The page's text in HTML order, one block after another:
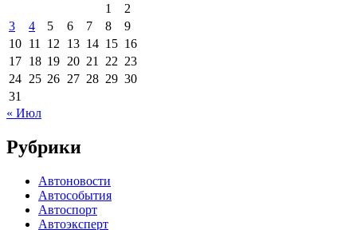
1
2
3
4 5 6 7 8
9
10 11 12 13 14 15 16
17 18 19 20 21 22 23
24 25 26 27 28 29 30
31
« Июл
Рубрики
Автоновости
Автособытия
Автоспорт
Автоэксперт